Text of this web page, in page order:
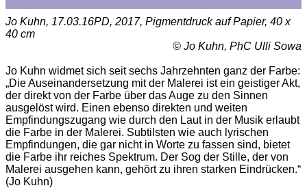
Jo Kuhn, 17.03.16PD, 2017, Pigmentdruck auf Papier, 40 x
40 cm
© Jo Kuhn, PhC Ulli Sowa
Jo Kuhn widmet sich seit sechs Jahrzehnten ganz der Farbe:
„Die Auseinandersetzung mit der Malerei ist ein geistiger Akt,
der direkt von der Farbe über das Auge zu den Sinnen
ausgelöst wird. Einen ebenso direkten und weiten
Empfindungszugang wie durch den Laut in der Musik erlaubt
die Farbe in der Malerei. Subtilsten wie auch lyrischen
Empfindungen, die gar nicht in Worte zu fassen sind, bietet
die Farbe ihr reiches Spektrum. Der Sog der Stille, der von
Malerei ausgehen kann, gehört zu ihren starken Eindrücken.“
(Jo Kuhn)